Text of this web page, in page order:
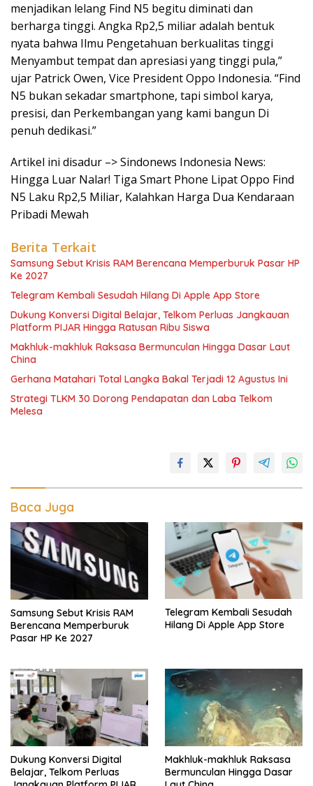
menjadikan lelang Find N5 begitu diminati dan
berharga tinggi. Angka Rp2,5 miliar adalah bentuk
nyata bahwa Ilmu Pengetahuan berkualitas tinggi
Menyambut tempat dan apresiasi yang tinggi pula,”
ujar Patrick Owen, Vice President Oppo Indonesia. “Find
N5 bukan sekadar smartphone, tapi simbol karya,
presisi, dan Perkembangan yang kami bangun Di
penuh dedikasi.”
Artikel ini disadur –> Sindonews Indonesia News:
Hingga Luar Nalar! Tiga Smart Phone Lipat Oppo Find
N5 Laku Rp2,5 Miliar, Kalahkan Harga Dua Kendaraan
Pribadi Mewah
Berita Terkait
Samsung Sebut Krisis RAM Berencana Memperburuk Pasar HP
Ke 2027
Telegram Kembali Sesudah Hilang Di Apple App Store
Dukung Konversi Digital Belajar, Telkom Perluas Jangkauan
Platform PIJAR Hingga Ratusan Ribu Siswa
Makhluk-makhluk Raksasa Bermunculan Hingga Dasar Laut
China
Gerhana Matahari Total Langka Bakal Terjadi 12 Agustus Ini
Strategi TLKM 30 Dorong Pendapatan dan Laba Telkom
Melesa
Baca Juga
Samsung Sebut Krisis RAM
Berencana Memperburuk
Pasar HP Ke 2027
Telegram Kembali Sesudah
Hilang Di Apple App Store
Dukung Konversi Digital
Belajar, Telkom Perluas
Makhluk-makhluk Raksasa
Bermunculan Hingga Dasar